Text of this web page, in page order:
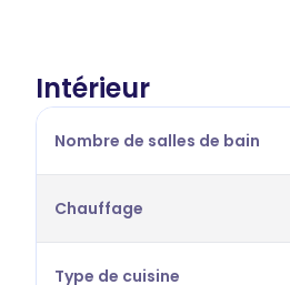
Intérieur
Nombre de salles de bain
Chauffage
Type de cuisine